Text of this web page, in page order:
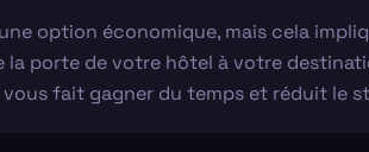
option économique, mais cela
porte de votre hôtel à votre
fait gagner du temps et réduit le